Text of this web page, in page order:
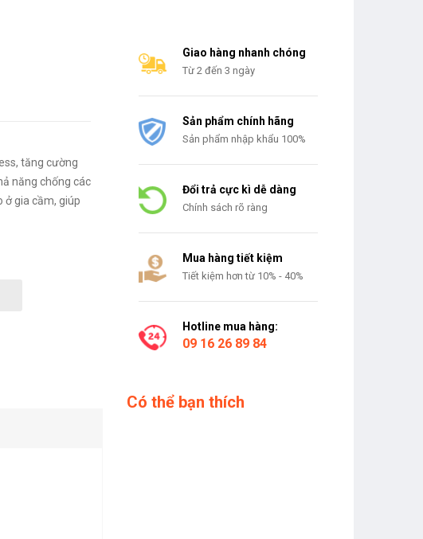
tăng cường
năng chống các
ở gia cầm, giúp
các trường hợp
Giao hàng nhanh chóng
Từ 2 đến 3 ngày
Sản phẩm chính hãng
Sản phẩm nhập khẩu 100%
Đổi trả cực kì dễ dàng
Chính sách rõ ràng
Mua hàng tiết kiệm
Tiết kiệm hơn từ 10% - 40%
Hotline mua hàng:
09 16 26 89 84
Có thể bạn thích